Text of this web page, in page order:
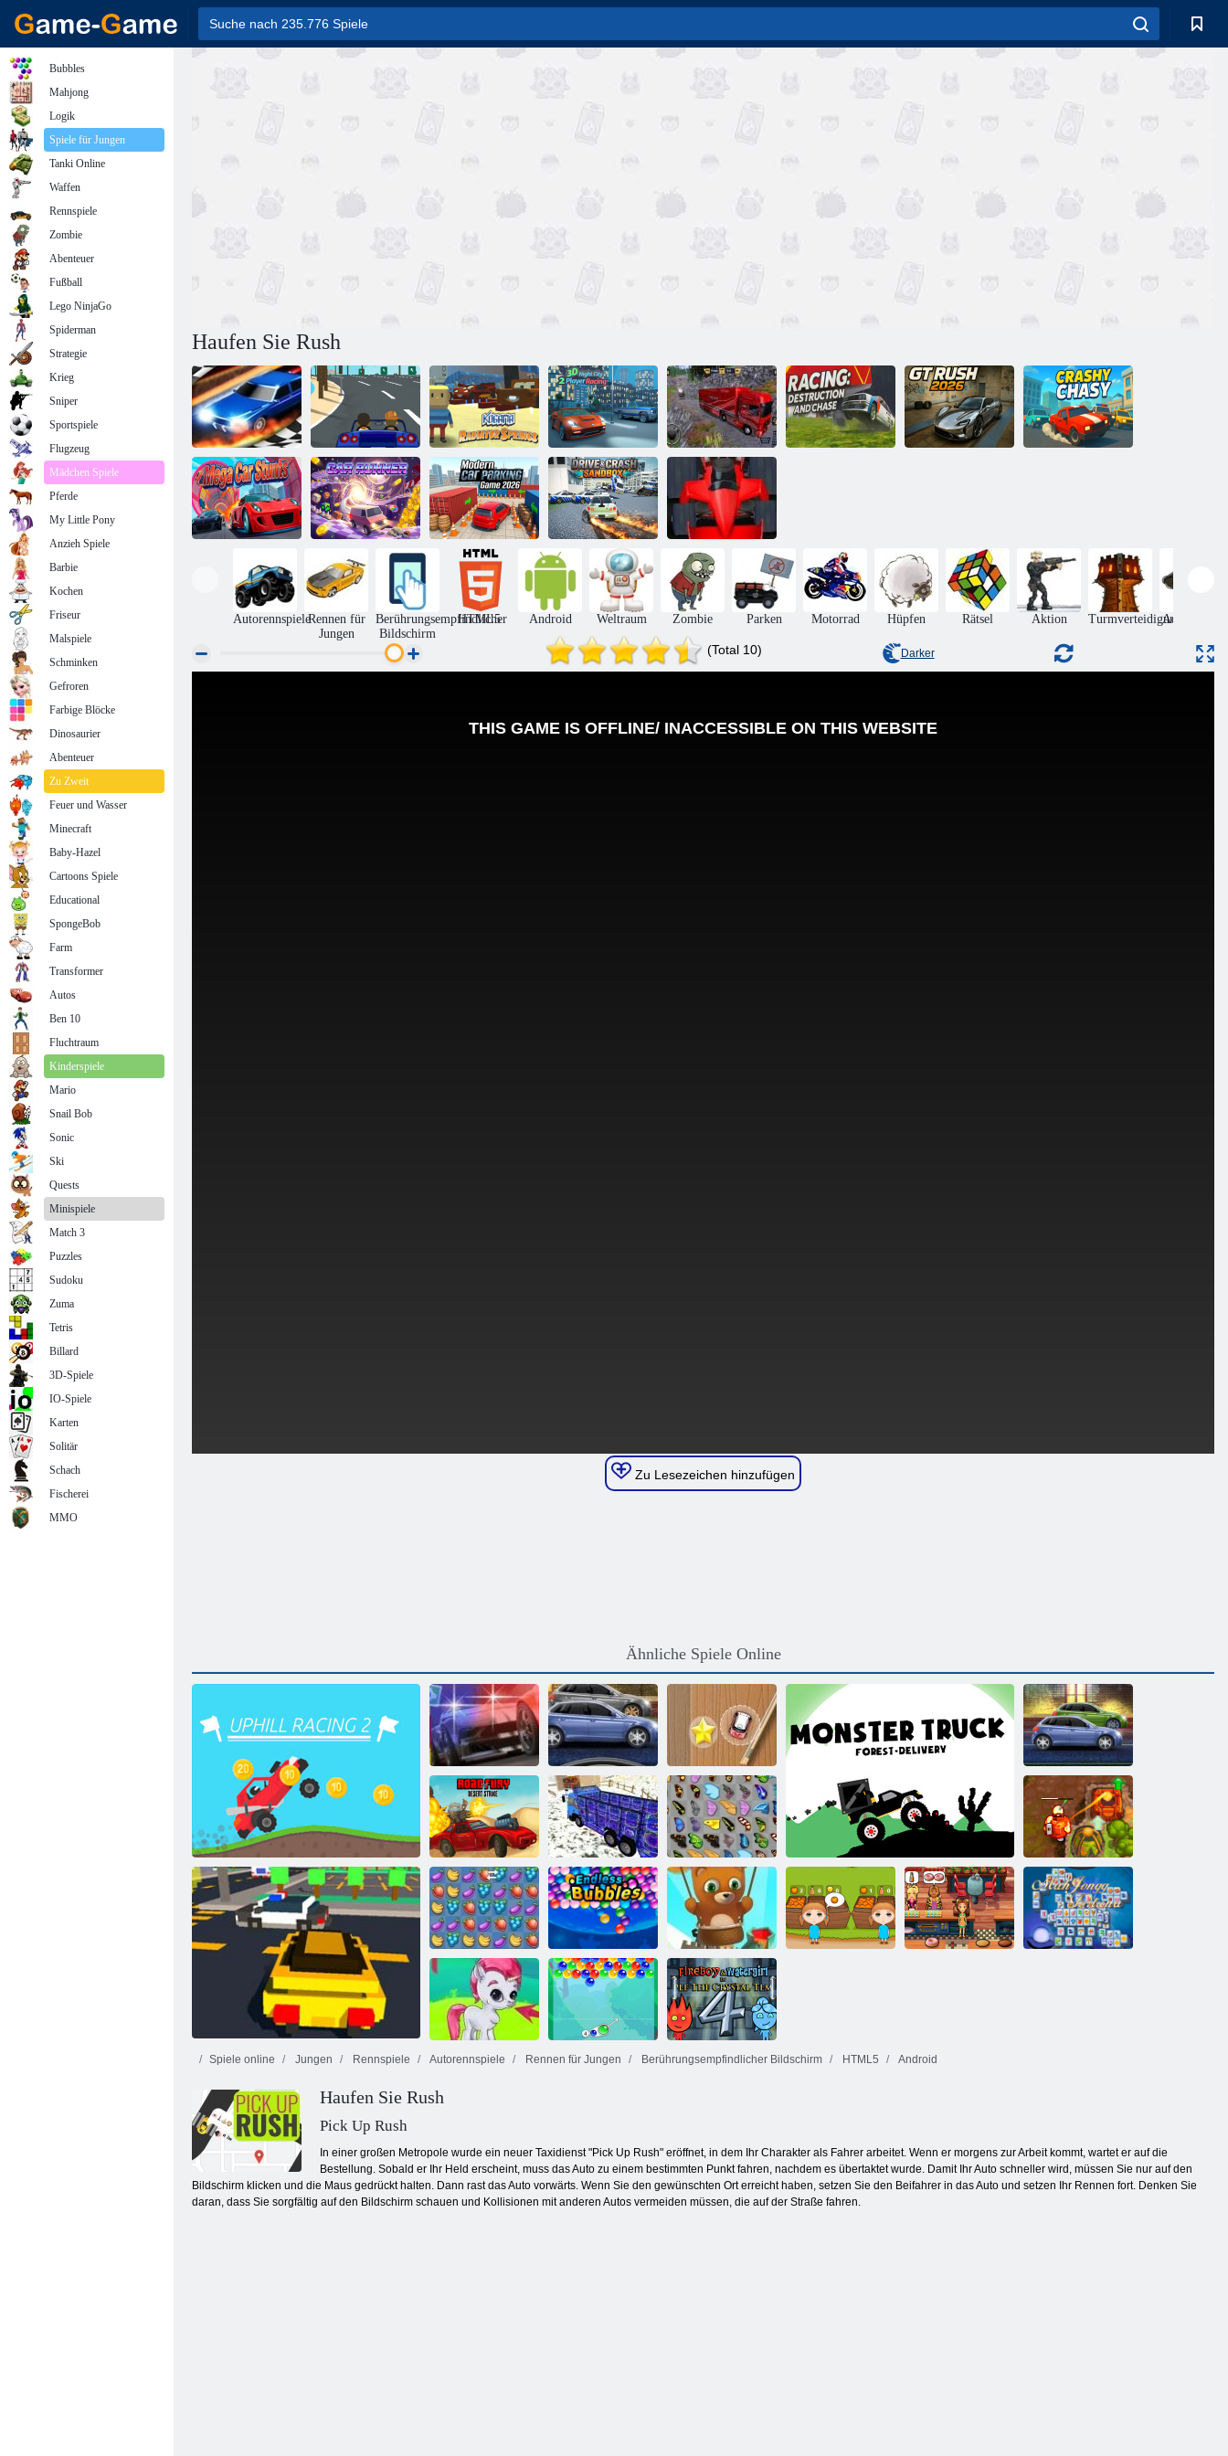
Haufen Sie Rush
Race 3d ziehen
Thug-
Rennfahrer
Kogama:
Kühlerfedern
3D Night City 2
Spielerrennen
Lastwagen: Euro
American Tour
Mega-Auto-
Stunts
Modernes
Parkspiel 2026
Drive & Crash
Sandbox
Formel -Fieber
AutorennspieleRennen für
Jungen
Berührungsempfindlicher
Bildschirm
HTML5 Android Weltraum Zombie Parken Motorrad Hüpfen Rätsel Aktion TurmverteidigungAdventures
(Total 10) Darker
Zu Lesezeichen hinzufügen
Ähnliche Spiele Online
Bergauf renn 2
Straße Pursuit Street Race Fury
Mini Rennen-
Ansturm
Mächtige
Motoren
Straße des Fury
Desert Strike
Lastkraftwagen
18
Lego-Superhelden-Rennen
Schmetterlings
Kyodai
Verfluchter
Schatz 2
Fruita Crush Endlose Bubbles
Bubble Shooter
endlos
Spiele online Jungen Rennspiele Autorennspiele Rennen für Jungen Berührungsempfindlicher Bildschirm HTML5 Android
Haufen Sie Rush
Pick Up Rush
In einer großen Metropole wurde ein neuer Taxidienst "Pick Up Rush" eröffnet, in dem Ihr Charakter als Fahrer arbeitet. Wenn er morgens zur Arbeit kommt, wartet er auf die
Bestellung. Sobald er Ihr Held erscheint, muss das Auto zu einem bestimmten Punkt fahren, nachdem es übertaktet wurde. Damit Ihr Auto schneller wird, müssen Sie nur auf den
Bildschirm klicken und die Maus gedrückt halten. Dann rast das Auto vorwärts. Wenn Sie den gewünschten Ort erreicht haben, setzen Sie den Beifahrer in das Auto und setzen Ihr Rennen fort. Denken Sie
daran, dass Sie sorgfältig auf den Bildschirm schauen und Kollisionen mit anderen Autos vermeiden müssen, die auf der Straße fahren.
Bubbles
Mahjong
Logik
Spiele für Jungen
Tanki Online
Waffen
Rennspiele
Zombie
Abenteuer
Fußball
Lego NinjaGo
Spiderman
Strategie
Krieg
Sniper
Sportspiele
Flugzeug
Mädchen Spiele
Pferde
My Little Pony
Anzieh Spiele
Barbie
Kochen
Friseur
Malspiele
Schminken
Gefroren
Farbige Blöcke
Dinosaurier
Abenteuer
Zu Zweit
Feuer und Wasser
Minecraft
Baby-Hazel
Cartoons Spiele
Educational
SpongeBob
Farm
Transformer
Autos
Ben 10
Fluchtraum
Kinderspiele
Mario
Snail Bob
Sonic
Ski
Quests
Minispiele
Match 3
Puzzles
Sudoku
Zuma
Tetris
Billard
3D-Spiele
IO-Spiele
Karten
Solitär
Schach
Fischerei
MMO